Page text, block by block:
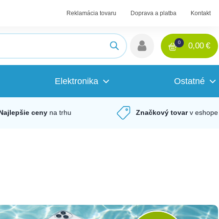
Reklamácia tovaru Doprava a platba Kontakt
0 0,00 €
Elektronika Ostatné
ceny na trhu Značkový tovar v eshope